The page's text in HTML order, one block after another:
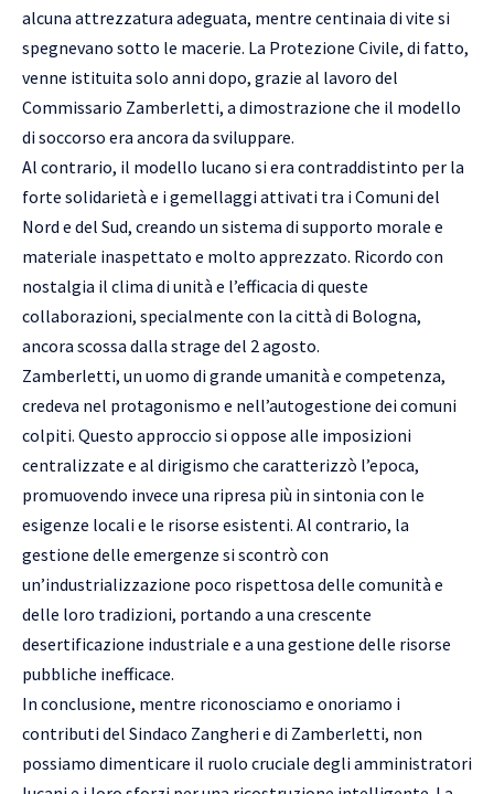
alcuna attrezzatura adeguata, mentre centinaia di vite si
spegnevano sotto le macerie. La Protezione Civile, di fatto,
venne istituita solo anni dopo, grazie al lavoro del
Commissario Zamberletti, a dimostrazione che il modello
di soccorso era ancora da sviluppare.
Al contrario, il modello lucano si era contraddistinto per la
forte solidarietà e i gemellaggi attivati tra i Comuni del
Nord e del Sud, creando un sistema di supporto morale e
materiale inaspettato e molto apprezzato. Ricordo con
nostalgia il clima di unità e l’efficacia di queste
collaborazioni, specialmente con la città di Bologna,
ancora scossa dalla strage del 2 agosto.
Zamberletti, un uomo di grande umanità e competenza,
credeva nel protagonismo e nell’autogestione dei comuni
colpiti. Questo approccio si oppose alle imposizioni
centralizzate e al dirigismo che caratterizzò l’epoca,
promuovendo invece una ripresa più in sintonia con le
esigenze locali e le risorse esistenti. Al contrario, la
gestione delle emergenze si scontrò con
un’industrializzazione poco rispettosa delle comunità e
delle loro tradizioni, portando a una crescente
desertificazione industriale e a una gestione delle risorse
pubbliche inefficace.
In conclusione, mentre riconosciamo e onoriamo i
contributi del Sindaco Zangheri e di Zamberletti, non
possiamo dimenticare il ruolo cruciale degli amministratori